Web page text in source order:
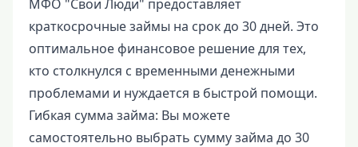
МФО "Свои Люди" предоставляет
краткосрочные займы на срок до 30 дней. Это
оптимальное финансовое решение для тех,
кто столкнулся с временными денежными
проблемами и нуждается в быстрой помощи.
Гибкая сумма займа: Вы можете
самостоятельно выбрать сумму займа до 30